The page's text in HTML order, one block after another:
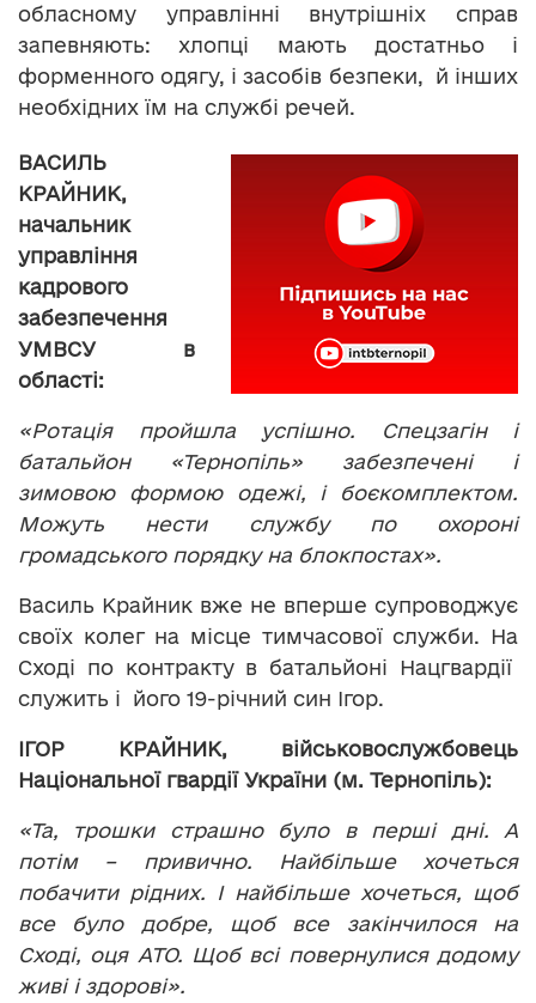
обласному управлінні внутрішніх справ
запевняють: хлопці мають достатньо і
форменного одягу, і засобів безпеки, й інших
необхідних їм на службі речей.
ВАСИЛЬ
КРАЙНИК,
начальник
управління
кадрового
забезпечення
УМВСУ в
області:
«Ротація пройшла успішно. Спецзагін і
батальйон «Тернопіль» забезпечені і
зимовою формою одежі, і боєкомплектом.
Можуть нести службу по охороні
громадського порядку на блокпостах».
Василь Крайник вже не вперше супроводжує
своїх колег на місце тимчасової служби. На
Сході по контракту в батальйоні Нацгвардії
служить і його 19-річний син Ігор.
ІГОР КРАЙНИК, військовослужбовець
Національної гвардії України (м. Тернопіль):
«Та, трошки страшно було в перші дні. А
потім – привично. Найбільше хочеться
побачити рідних. І найбільше хочеться, щоб
все було добре, щоб все закінчилося на
Сході, оця АТО. Щоб всі повернулися додому
живі і здорові».